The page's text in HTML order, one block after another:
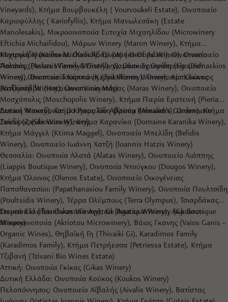
Vineyards), Κτήμα Βουρβουκέλη ( Vourvoukeli Estate), Οινοποιείο
Καριοφύλλης ( Kariofyllis), Κτήμα Μανωλεσάκη (Estate
Manolesakis), Μικροοινοποιία Ευτυχία Μιχαηλίδου (Microwinery
Eftichia Michailidou), Μάρων Winery (Maron Winery), Κτήμα
Μιχαηλίδη (Ktima Michailidi), Οίνωψ ( Oenops Wines), Οινοποιείο
Πασσάς (Passas Winery & Distillery), Οίνοι Σγουρίδη (Sgouridi
Wines), Οινοποιία Τσικρικώνη (Tsikrikonis Winery), Αμπελώνες
Χατζησάββα (Hatzisavva Vineyards)
Κεντρική Μακεδονία: Οίνοι Αδάμ (Wines Of Adam), Οινοποιείο
Ασλάνης (Aslanis Family Winery), Δαμάσκιος Οινοποιείο (Damaskios
Winery), Οινοποιείο Κάππα (Kappa Winery), Οινοποιείο Κόκκινος
(Kokkinos Winery), Οινοποιείο Μάρας (Maras Winery), Οινοποιείο
Μοσχόπολις (Moschopolis Winery), Κτήμα Πιερία Ερατεινή (Pieria
Eratini Winery), Κτήμα Ρωμαλίδη (Ktima Romalidis), Οινοποιείο
Σκίουρος (Skiouros Winery)
Δυτική Μακεδονία: Ο Κήπος Του Αβραάμ (Abraam's Garden), Κτήμα
Ζανδέ (Zande Winery), Κτήμα Καρανίκα (Domaine Karanika Winery),
Κτήμα Μάγγελ (Ktima Maggel), Οινοποιείο Μπελίδη (Belidis
Winery), Οινοποιείο Ιωάννη Χατζή (Ioannis Hatzis Winery)
Θεσσαλία: Οινοποιία Αλατά (Alatas Winery), Οινοποιείο Λιάππης
(Liappis Boutique Winery), Οινοποιία Ντούγκου (Dougos Winery),
Κτήμα Όλοινος (Olenos Estate), Οινοποιείο Οικογένειας
Παπαθανασίου (Papathanasiou Family Winery), Οινοποιία Πουλτσίδη
(Poultsidis Winery), Τέρρα Ολύμπους (Terra Olympus), Τσιαρδάκας
Οινοποιείο (Tsiardakas Winery), Gk Boutique Winery (Gk Boutique
Winery)
Στερεά Ελλάδα: Οινοποιία Αγάτσα (Agatsa Winery), Ακριώτου
Μικροοινοποιία (Akriotou Microwinery), Βάιος Γκανης (Vaios Ganis -
Organic Wines), Θηβαϊκή Γη (Thivaiki Gi), Karadimos Family
(Karadimos Family), Κτήμα Πετρήεσσα (Petriessa Estate), Κτήμα
Τζιβανή (Tzivani Bio Wines Estate)
Αττική: Οινοποιία Γκίκας (Gikas Winery)
Δυτική Ελλάδα: Οινοποιία Κούκος (Koukos Winery)
Πελοπόννησος: Οινοποιείο Αϊβαλής (Aivalis Winery), Βατίστας